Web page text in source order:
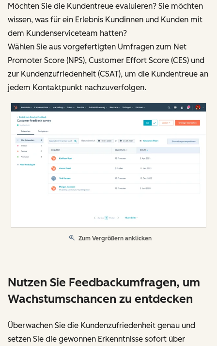
Möchten Sie die Kundentreue evaluieren? Sie möchten
wissen, was für ein Erlebnis Kundinnen und Kunden mit
dem Kundenserviceteam hatten?
Wählen Sie aus vorgefertigten Umfragen zum Net
Promoter Score (NPS), Customer Effort Score (CES) und
zur Kundenzufriedenheit (CSAT), um die Kundentreue an
jedem Kontaktpunkt nachzuverfolgen.
Zum Vergrößern anklicken
Nutzen Sie Feedbackumfragen, um
Wachstumschancen zu entdecken
Überwachen Sie die Kundenzufriedenheit genau und
setzen Sie die gewonnen Erkenntnisse sofort über